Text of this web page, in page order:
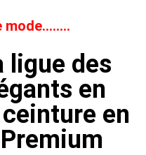
mode……..
ligue des
en
en